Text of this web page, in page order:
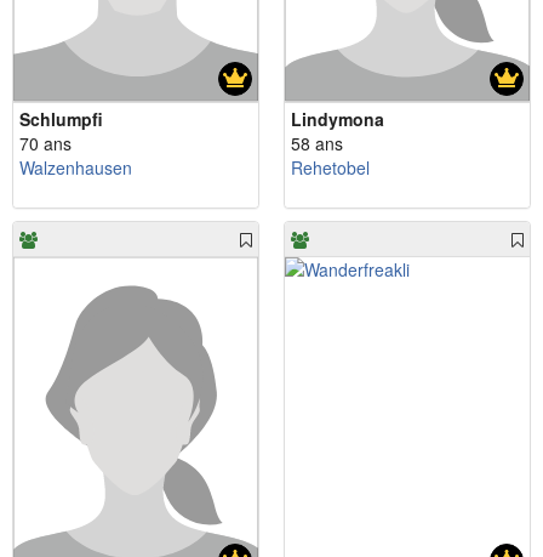
Schlumpfi
70 ans
Walzenhausen
Lindymona
58 ans
Rehetobel